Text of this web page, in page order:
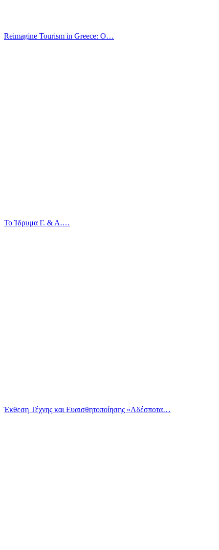
Reimagine Tourism in Greece: O…
Το Ίδρυμα Γ. & Α.…
Έκθεση Τέχνης και Ευαισθητοποίησης «Αδέσποτα…